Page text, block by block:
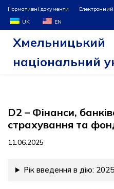
Перейти
до
Нормативні документи Електронний
UK
EN
Хмельницький
національний
D2 – Фінанси,
страхування та
11.06.2025
Рік введення в дію: 2025